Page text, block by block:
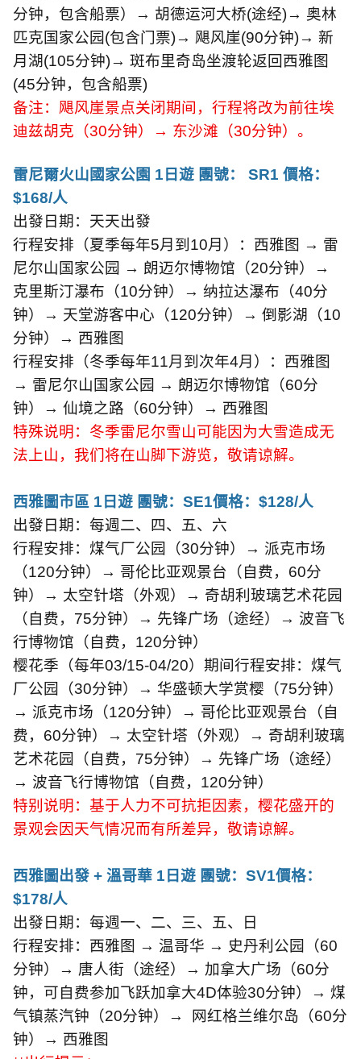
分钟，包含船票）→ 胡德运河大桥(途经)→ 奥林
匹克国家公园(包含门票)→ 飓风崖(90分钟)→ 新
月湖(105分钟)→ 斑布里奇岛坐渡轮返回西雅图
(45分钟，包含船票)
备注：飓风崖景点关闭期间，行程将改为前往埃
迪兹胡克（30分钟）→ 东沙滩（30分钟）。
雷尼爾火山國家公園 1 日遊 團號： SR1 價格：
$168/人
出發日期：天天出發
行程安排（夏季每年5月到 10月）：西雅图 → 雷
尼尔山国家公园 → 朗迈尔博物馆（20分钟）→
克里斯汀瀑布（10分钟）→ 纳拉达瀑布（40分
钟）→ 天堂游客中心（120分钟）→ 倒影湖（10
分钟）→ 西雅图
行程安排（冬季每年11月到次年4月）：西雅图
→ 雷尼尔山国家公园 → 朗迈尔博物馆（60分
钟）→ 仙境之路（60分钟）→ 西雅图
特殊说明：冬季雷尼尔雪山可能因为大雪造成无
法上山，我们将在山脚下游览，敬请谅解。
西雅圖市區 1 日遊 團號： SE1價格： $128/人
出發日期：每週二、四、五、六
行程安排：煤气厂公园（30分钟）→ 派克市场
（120分钟）→ 哥伦比亚观景台（自费， 60分
钟）→ 太空针塔（外观）→ 奇胡利玻璃艺术花园
（自费， 75分钟）→ 先锋广场（途经）→ 波音飞
行博物馆（自费， 120分钟）
樱花季（每年03/15-04/20）期间行程安排：煤气
厂公园（30分钟）→ 华盛顿大学赏樱（75分钟）
→ 派克市场（120分钟）→ 哥伦比亚观景台（自
费， 60分钟）→ 太空针塔（外观）→ 奇胡利玻璃
艺术花园（自费， 75分钟）→ 先锋广场（途经）
→ 波音飞行博物馆（自费， 120分钟）
特别说明：基于人力不可抗拒因素，樱花盛开的
景观会因天气情况而有所差异，敬请谅解。
西雅圖出發 + 溫哥華 1 日遊 團號： SV1價格：
$178/人
出發日期：每週一、二、三、五、日
行程安排：西雅图 → 温哥华 → 史丹利公园（60
分钟）→ 唐人街（途经）→ 加拿大广场（60分
钟，可自费参加飞跃加拿大4D体验30分钟）→ 煤
气镇蒸汽钟（20分钟）→ 网红格兰维尔岛（60分
钟）→ 西雅图